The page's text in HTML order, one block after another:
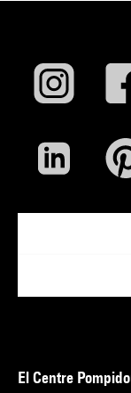
El Centre